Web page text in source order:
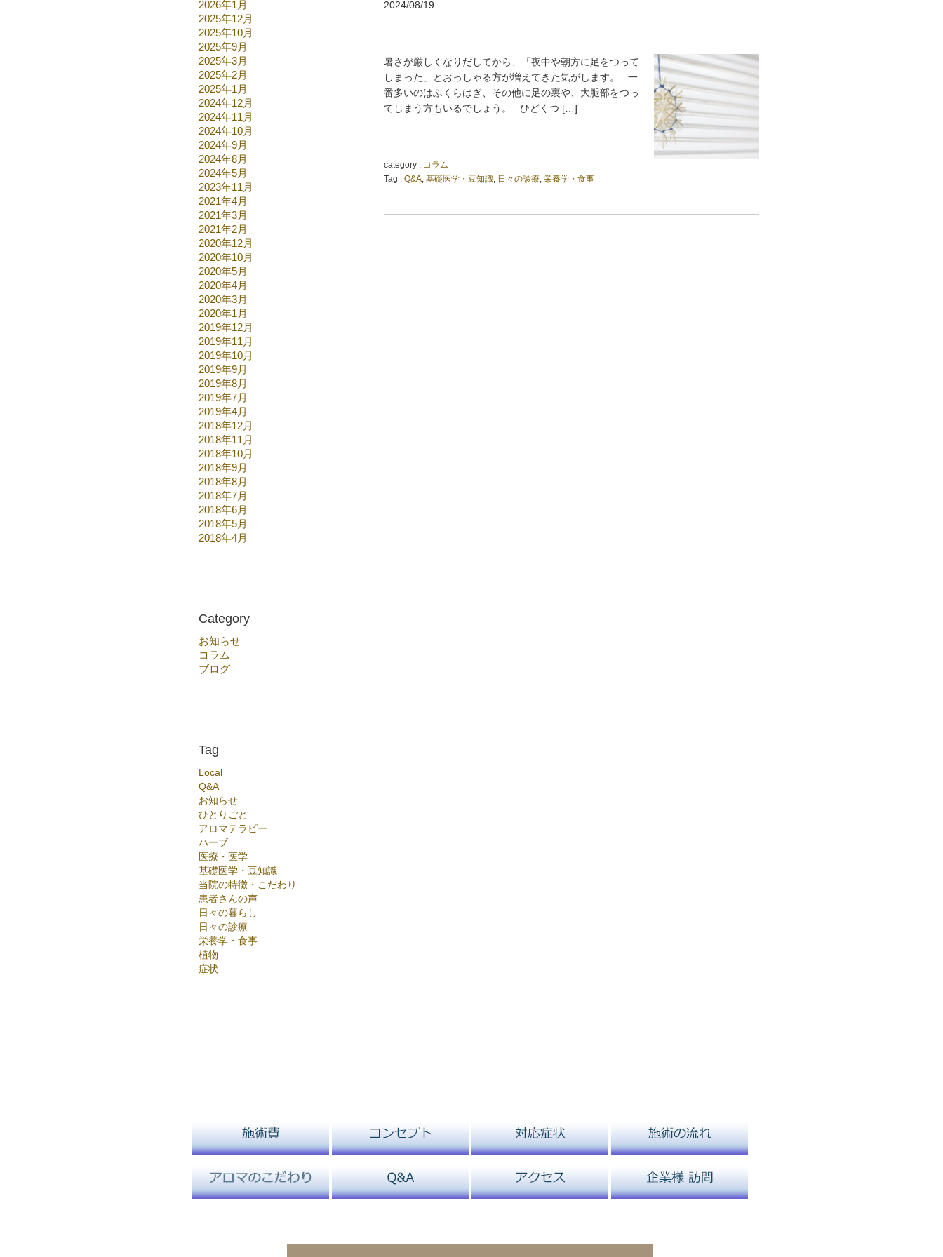
2026年1月
2025年12月
2025年10月
2025年9月
2025年3月
2025年2月
2025年1月
2024年12月
2024年11月
2024年10月
2024年9月
2024年8月
2024年5月
2023年11月
2021年4月
2021年3月
2021年2月
2020年12月
2020年10月
2020年5月
2020年4月
2020年3月
2020年1月
2019年12月
2019年11月
2019年10月
2019年9月
2019年8月
2019年7月
2019年4月
2018年12月
2018年11月
2018年10月
2018年9月
2018年8月
2018年7月
2018年6月
2018年5月
2018年4月
Category
お知らせ
コラム
ブログ
Tag
Local
Q&A
お知らせ
ひとりごと
アロマテラピー
ハーブ
医療・医学
基礎医学・豆知識
当院の特徴・こだわり
患者さんの声
日々の暮らし
日々の診療
栄養学・食事
植物
症状
2024/08/19
暑さが厳しくなりだしてから、「夜中や朝方に足をつって
しまった」とおっしゃる方が増えてきた気がします。 一
番多いのはふくらはぎ、その他に足の裏や、大腿部をつっ
てしまう方もいるでしょう。 ひどくつ […]
category : コラム
Tag : Q&A, 基礎医学・豆知識, 日々の診療, 栄養学・食事